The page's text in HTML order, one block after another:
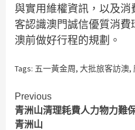
與實用維權資訊，以及
客認識澳門誠信優質消
澳前做好行程的規劃。
Tags: 五一黃金周, 大批旅客訪澳,
Continue
Reading
Previous
青洲山清理耗費人力物力難
青洲山